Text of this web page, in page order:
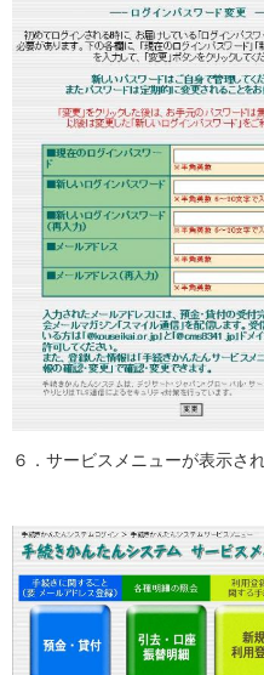
６．サービスメニューが表示さ